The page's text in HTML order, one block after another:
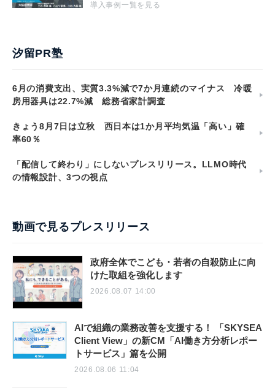
導入事例一覧を見る
汐留PR塾
6月の消費支出、実質3.3%減で7か月連続のマイナス 冷暖
房用器具は22.7%減 総務省家計調査
きょう8月7日は立秋 西日本は1か月平均気温「高い」確
率60％
「配信して終わり」にしないプレスリリース。LLMO時代
の情報設計、3つの視点
動画で見るプレスリリース
政府全体でこども・若者の自殺防止に向
けた取組を強化します
2026.08.07 14:00
AIで組織の業務改善を支援する！ 「SKYSEA
Client View」の新CM「AI働き方分析レポー
トサービス」篇を公開
2026.08.06 11:04